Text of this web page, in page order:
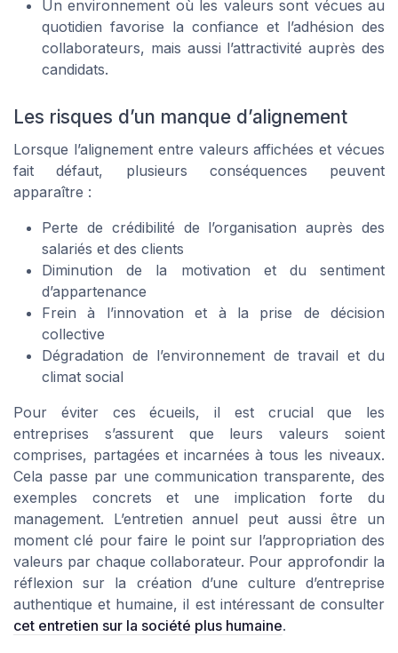
Un environnement où les valeurs sont vécues au
quotidien favorise la confiance et l’adhésion des
collaborateurs, mais aussi l’attractivité auprès des
candidats.
Les risques d’un manque d’alignement
Lorsque l’alignement entre valeurs affichées et vécues
fait défaut, plusieurs conséquences peuvent
apparaître :
Perte de crédibilité de l’organisation auprès des
salariés et des clients
Diminution de la motivation et du sentiment
d’appartenance
Frein à l’innovation et à la prise de décision
collective
Dégradation de l’environnement de travail et du
climat social
Pour éviter ces écueils, il est crucial que les
entreprises s’assurent que leurs valeurs soient
comprises, partagées et incarnées à tous les niveaux.
Cela passe par une communication transparente, des
exemples concrets et une implication forte du
management. L’entretien annuel peut aussi être un
moment clé pour faire le point sur l’appropriation des
valeurs par chaque collaborateur. Pour approfondir la
réflexion sur la création d’une culture d’entreprise
authentique et humaine, il est intéressant de consulter
cet entretien sur la société plus humaine.